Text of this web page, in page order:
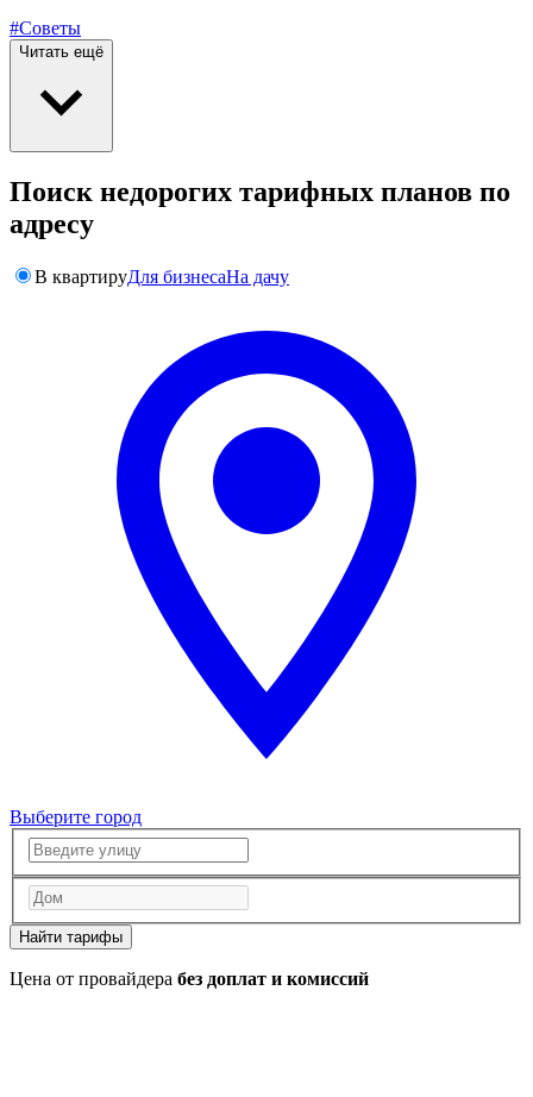
#Советы
Читать ещё
Поиск недорогих тарифных планов по
адресу
В квартируДля бизнесаНа дачу
Выберите город
Найти тарифы
Цена от провайдера без доплат и комиссий